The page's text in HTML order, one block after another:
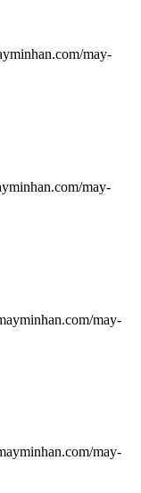
may-
may-
may-
may-